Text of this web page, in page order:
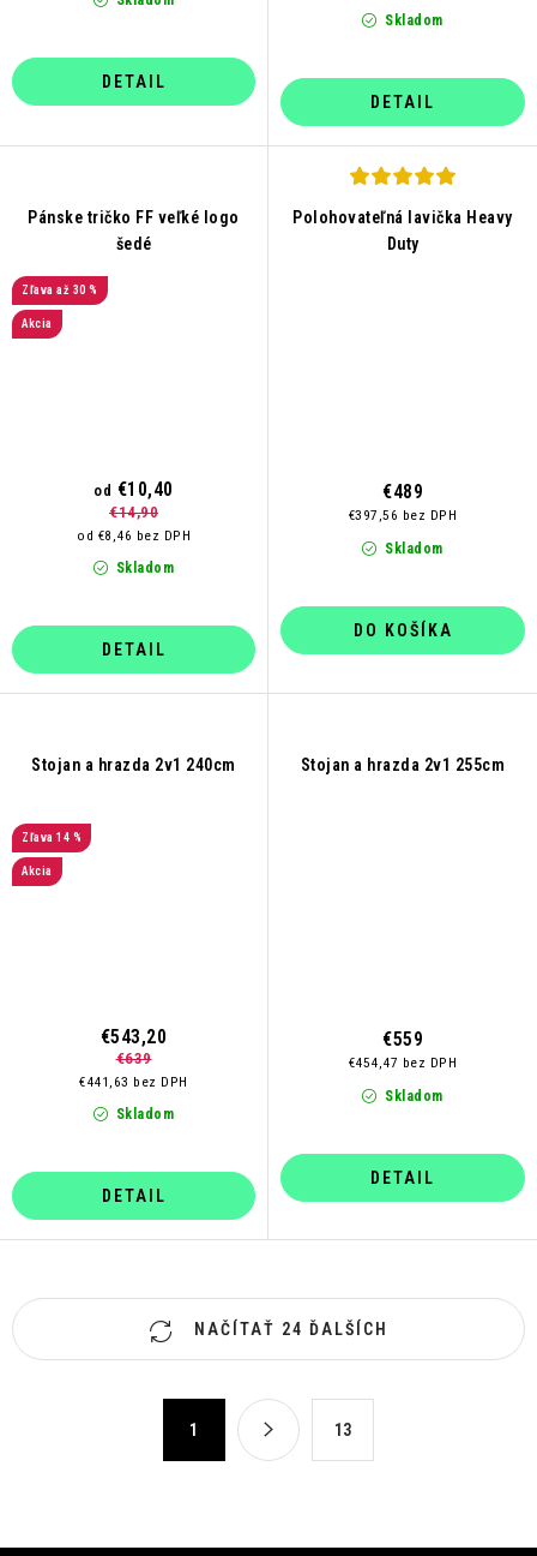
DETAIL
Skladom
DETAIL
Pánske tričko FF veľké logo
šedé
až 30 %
Akcia
Skladom
od €8,46 bez DPH
od €10,40
€14,90
DETAIL
Polohovateľná lavička Heavy
Duty
Skladom
€397,56 bez DPH
€489
DO KOŠÍKA
Stojan a hrazda 2v1 240cm
14 %
Akcia
Skladom
€441,63 bez DPH
€543,20
€639
DETAIL
Stojan a hrazda 2v1 255cm
Skladom
€454,47 bez DPH
€559
DETAIL
O
v
NAČÍTAŤ 24 ĎALŠÍCH
1 13